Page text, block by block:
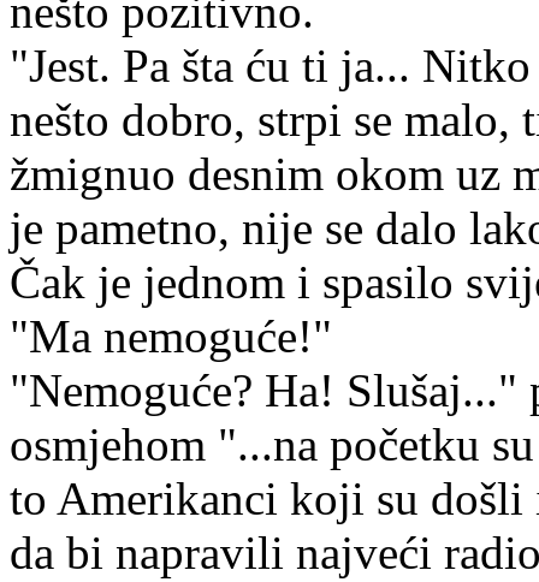
nešto pozitivno.
"Jest. Pa šta ću ti ja...
nešto dobro, strpi se malo,
žmignuo desnim okom uz
je pametno, nije se dalo
Čak je jednom i spasilo
"Ma nemoguće!"
"Nemoguće? Ha! Slušaj..."
osmjehom "...na početku
to Amerikanci koji su
da bi napravili najveći